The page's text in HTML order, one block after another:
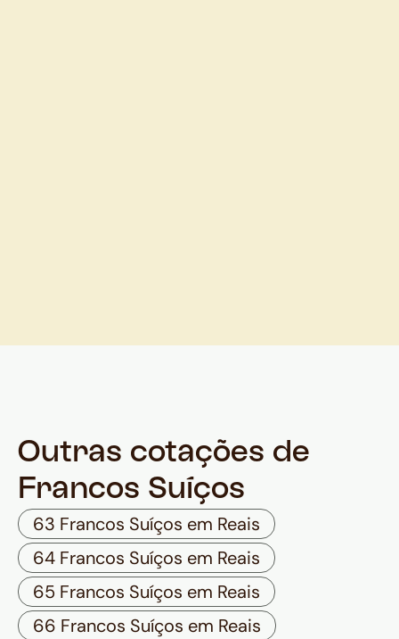
Outras cotações de
Francos Suíços
63 Francos Suíços em Reais
64 Francos Suíços em Reais
65 Francos Suíços em Reais
66 Francos Suíços em Reais